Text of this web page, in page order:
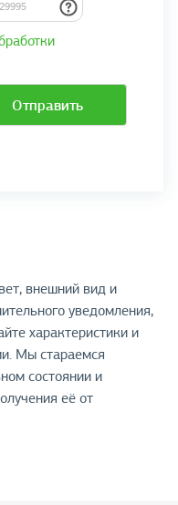
Отправить
внешний вид и
уведомления,
характеристики и
Мы стараемся
состоянии и
её от